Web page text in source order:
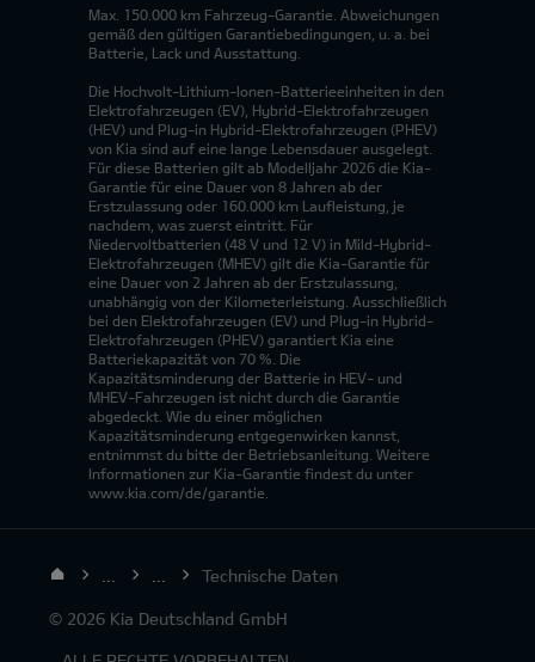
Max. 150.000 km Fahrzeug-Garantie. Abweichungen
gemäß den gültigen Garantiebedingungen, u. a. bei
Batterie, Lack und Ausstattung.
Die Hochvolt-Lithium-Ionen-Batterieeinheiten in den
Elektrofahrzeugen (EV), Hybrid-Elektrofahrzeugen
(HEV) und Plug-in Hybrid-Elektrofahrzeugen (PHEV)
von Kia sind auf eine lange Lebensdauer ausgelegt.
Für diese Batterien gilt ab Modelljahr 2026 die Kia-
Garantie für eine Dauer von 8 Jahren ab der
Erstzulassung oder 160.000 km Laufleistung, je
nachdem, was zuerst eintritt. Für
Niedervoltbatterien (48 V und 12 V) in Mild-Hybrid-
Elektrofahrzeugen (MHEV) gilt die Kia-Garantie für
eine Dauer von 2 Jahren ab der Erstzulassung,
unabhängig von der Kilometerleistung. Ausschließlich
bei den Elektrofahrzeugen (EV) und Plug-in Hybrid-
Elektrofahrzeugen (PHEV) garantiert Kia eine
Batteriekapazität von 70 %. Die
Kapazitätsminderung der Batterie in HEV- und
MHEV-Fahrzeugen ist nicht durch die Garantie
abgedeckt. Wie du einer möglichen
Kapazitätsminderung entgegenwirken kannst,
entnimmst du bitte der Betriebsanleitung. Weitere
Informationen zur Kia-Garantie findest du unter
www.kia.com/de/garantie.
Technische Daten
© 2026 Kia Deutschland GmbH